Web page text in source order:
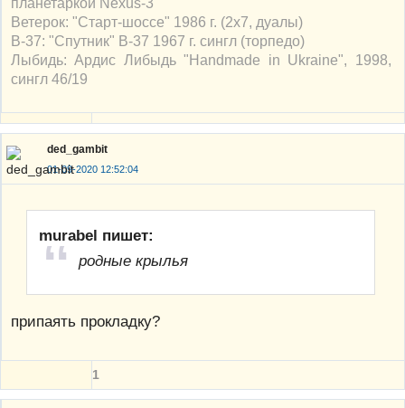
Ветерок: "Старт-шоссе" 1986 г. (2х7, дуалы)
В-37: "Спутник" В-37 1967 г. сингл (торпедо)
Лыбидь: Ардис Либыдь "Handmade in Ukraine", 1998,
сингл 46/19
ded_gambit
01-09-2020 12:52:04
murabel пишет:
родные крылья
припаять прокладку?
1